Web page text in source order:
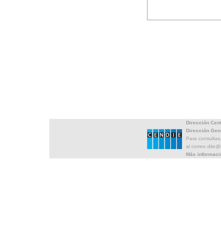
Dirección
Dirección
Para
al correo
Más